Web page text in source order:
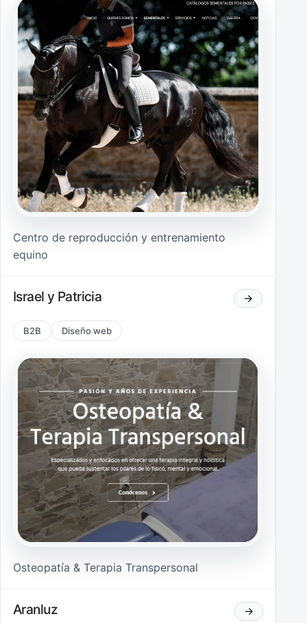
Centro de reproducción y entrenamiento
equino
Israel y Patricia →
B2B Diseño web
Osteopatía & Terapia Transpersonal
Aranluz →